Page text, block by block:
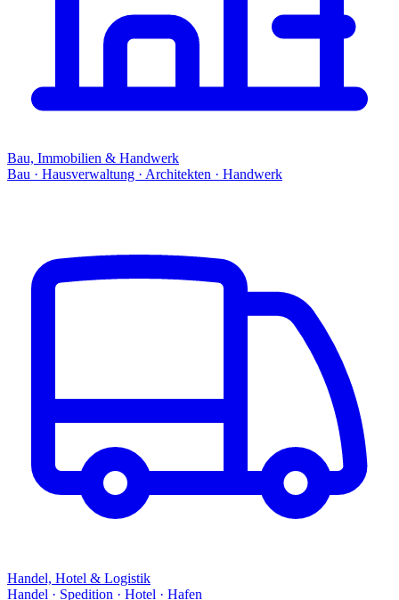
Bau, Immobilien & Handwerk
Bau · Hausverwaltung · Architekten · Handwerk
Handel, Hotel & Logistik
Handel · Spedition · Hotel · Hafen